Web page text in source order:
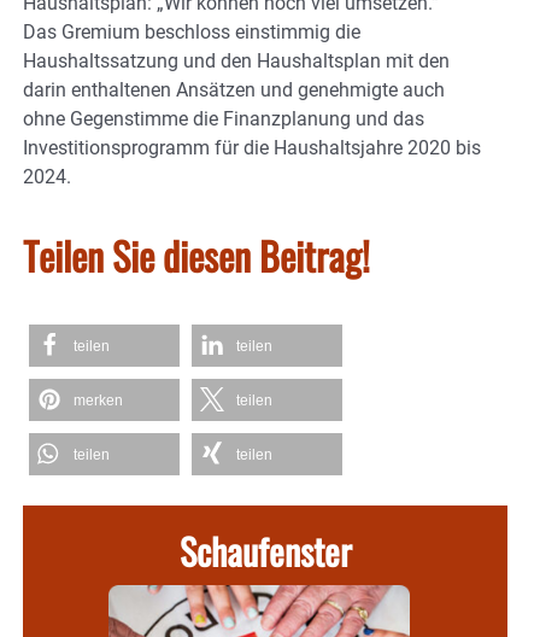
Das Gremium beschloss einstimmig die
Haushaltssatzung und den Haushaltsplan mit den
darin enthaltenen Ansätzen und genehmigte auch
ohne Gegenstimme die Finanzplanung und das
Investitionsprogramm für die Haushaltsjahre 2020 bis
2024.
Teilen Sie diesen Beitrag!
teilen teilen
merken teilen
teilen teilen
Schaufenster